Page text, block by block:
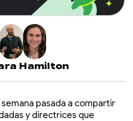
Hamilton
pasada a compartir
y directrices que